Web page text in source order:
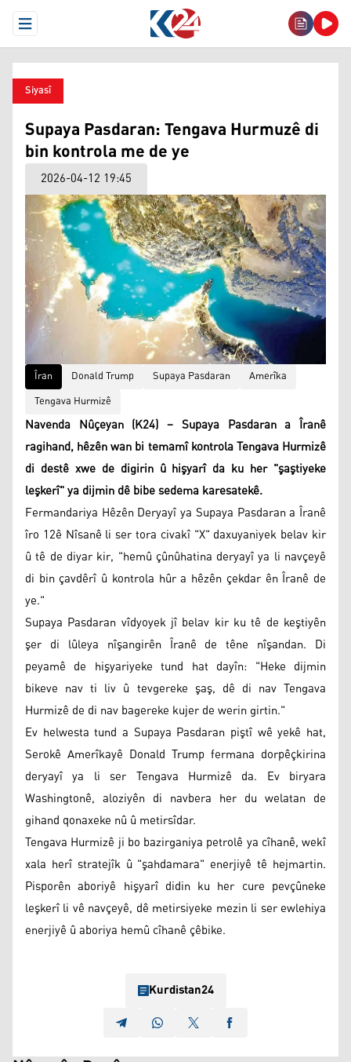
Open Menu
Siyasî
Supaya Pasdaran: Tengava Hurmuzê di
bin kontrola me de ye
2026-04-12 19:45
Îran Donald Trump Supaya Pasdaran
Amerîka
Tengava Hurmizê
Navenda Nûçeyan (K24) – Supaya Pasdaran a Îranê
ragihand, hêzên wan bi temamî kontrola Tengava Hurmizê
di destê xwe de digirin û hişyarî da ku her "şaştiyeke
leşkerî" ya dijmin dê bibe sedema karesatekê.
Fermandariya Hêzên Deryayî ya Supaya Pasdaran a Îranê
îro 12ê Nîsanê li ser tora civakî "X" daxuyaniyek belav kir
û tê de diyar kir, "hemû çûnûhatina deryayî ya li navçeyê
di bin çavdêrî û kontrola hûr a hêzên çekdar ên Îranê de
ye."
Supaya Pasdaran vîdyoyek jî belav kir ku tê de keştiyên
şer di lûleya nîşangirên Îranê de têne nîşandan. Di
peyamê de hişyariyeke tund hat dayîn: "Heke dijmin
bikeve nav ti liv û tevgereke şaş, dê di nav Tengava
Hurmizê de di nav bagereke kujer de werin girtin."
Ev helwesta tund a Supaya Pasdaran piştî wê yekê hat,
Serokê Amerîkayê Donald Trump fermana dorpêçkirina
deryayî ya li ser Tengava Hurmizê da. Ev biryara
Washingtonê, aloziyên di navbera her du welatan de
gihand qonaxeke nû û metirsîdar.
Tengava Hurmizê ji bo bazirganiya petrolê ya cîhanê, wekî
xala herî stratejîk û "şahdamara" enerjiyê tê hejmartin.
Pisporên aboriyê hişyarî didin ku her cure pevçûneke
leşkerî li vê navçeyê, dê metirsiyeke mezin li ser ewlehiya
enerjiyê û aboriya hemû cîhanê çêbike.
Kurdistan24